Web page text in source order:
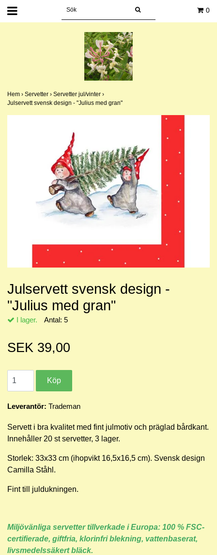
0
Hem › Servetter › Servetter jul/vinter ›
Julservett svensk design - "Julius med gran"
Julservett svensk design -
"Julius med gran"
I lager. Antal: 5
SEK 39,00
Leverantör: Trademan
Servett i bra kvalitet med fint julmotiv och präglad bårdkant.
Innehåller 20 st servetter, 3 lager.
Storlek: 33x33 cm (ihopvikt 16,5x16,5 cm). Svensk design
Camilla Ståhl.
Fint till juldukningen.
Miljövänliga servetter tillverkade i Europa: 100 % FSC-
certifierade, giftfria, klorinfri blekning, vattenbaserat,
livsmedelssäkert bläck.